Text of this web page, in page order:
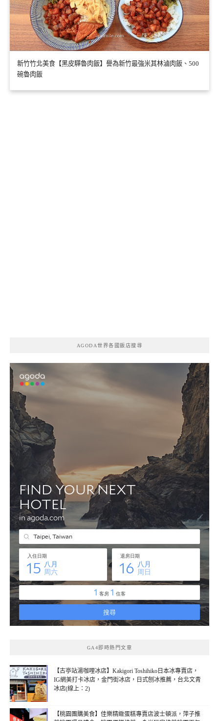
新竹竹北美食【黑皮驊魯肉飯】譽為新竹最強米其林滷肉飯、500
碗魯肉飯
AGODA世界各國飯店搜尋
GA4即時熱門文章
【古亭站湯咖哩冰店】Kakigori Toshihiko日本冰專賣店，
IG網美打卡冰店，金門街冰店，日式刨冰推薦，台北文青
冰店(線上：2)
【桃園團購美食】佳樂精緻蛋糕專賣店波士頓派，萍子推